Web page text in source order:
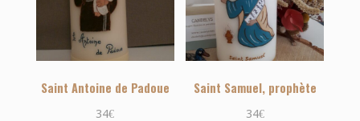
Saint Antoine de Padoue
34€
Saint Samuel, prophète
34€